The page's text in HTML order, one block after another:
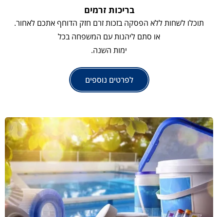
בריכות זרמים
תוכלו לשחות ללא הפסקה בזכות זרם חזק הדוחף אתכם לאחור.
או סתם ליהנות עם המשפחה בכל
ימות השנה.
לפרטים נוספים